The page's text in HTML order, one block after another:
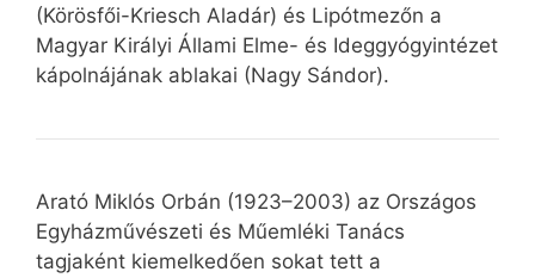
(Körösfői-Kriesch Aladár) és Lipótmezőn a
Magyar Királyi Állami Elme- és Ideggyógyintézet
kápolnájának ablakai (Nagy Sándor).
Arató Miklós Orbán (1923–2003) az Országos
Egyházművészeti és Műemléki Tanács
tagjaként kiemelkedően sokat tett a